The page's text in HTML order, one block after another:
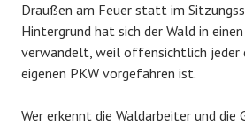
Draußen am Feuer statt im
Hintergrund hat sich der Wald in
verwandelt, weil offensichtlich jeder
eigenen PKW vorgefahren ist.
Wer erkennt die Waldarbeiter und die